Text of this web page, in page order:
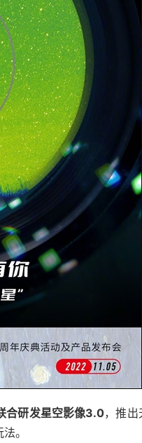
合研发星空影像3.0，推出
。